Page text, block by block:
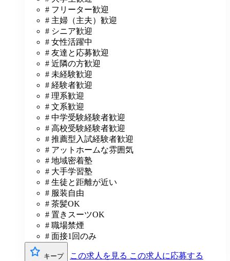
# フリーター歓迎
# 主婦（主夫）歓迎
# シニア歓迎
# 女性活躍中
# 友達と応募歓迎
# 近隣の方歓迎
# 未経験歓迎
# 経験者歓迎
# 理系歓迎
# 文系歓迎
# 中学受験経験者歓迎
# 高校受験経験者歓迎
# 推薦型入試経験者歓迎
# アットホームな雰囲気
# 地域密着塾
# 大手学習塾
# 生徒と距離が近い
# 服装自由
# 茶髪OK
# 置きスーツOK
# 職場禁煙
# 面接1回のみ
キープ この求人を見る この求人に応募する